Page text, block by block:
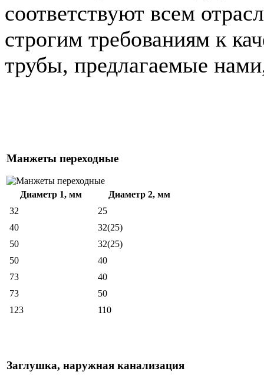
соответствуют всем
строгим требованиям к
трубы, предлагаемые
Манжеты переходные
Диаметр 1, мм
Диаметр 2, мм
32
25
40
32(25)
50
32(25)
50
40
73
40
73
50
123
110
Заглушка, наружная канализация